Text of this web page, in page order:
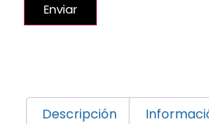
Enviar
Descripción